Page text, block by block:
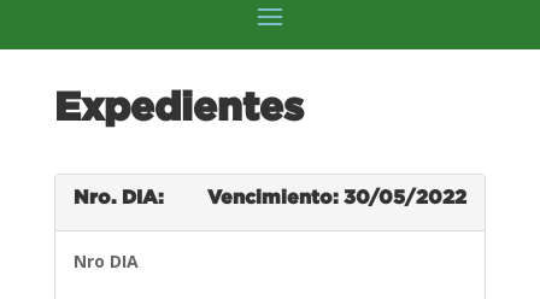
Expedientes
Nro. DIA: Vencimiento: 30/05/2022
Nro DIA